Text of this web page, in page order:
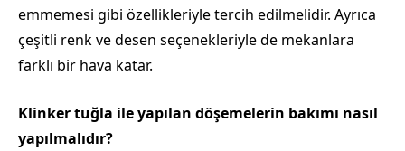
emmemesi gibi özellikleriyle tercih edilmelidir. Ayrıca
çeşitli renk ve desen seçenekleriyle de mekanlara
farklı bir hava katar.
Klinker tuğla ile yapılan döşemelerin bakımı nasıl
yapılmalıdır?